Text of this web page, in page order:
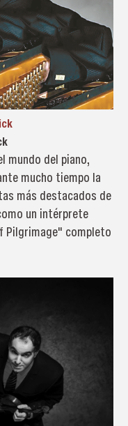
mundo del piano,
mucho tiempo la
más destacados de
un intérprete
Pilgrimage" completo